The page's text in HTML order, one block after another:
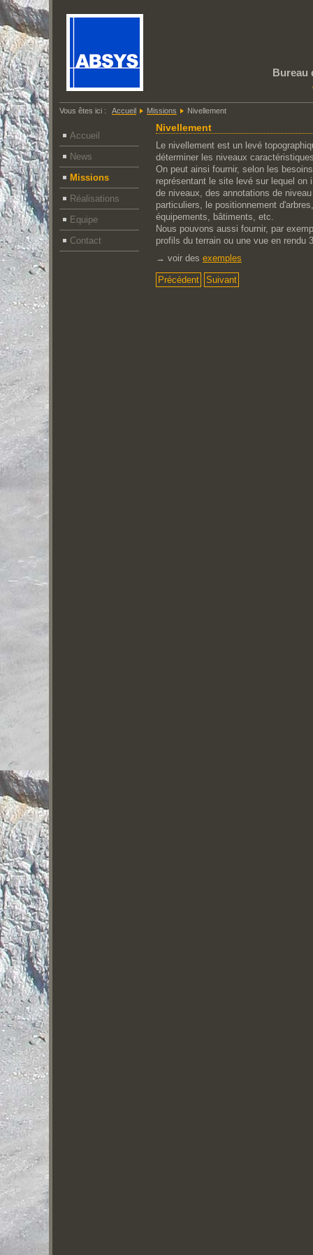
Bureau
Vous êtes ici : Accueil Missions Nivellement
Accueil
News
Missions
Réalisations
Equipe
Contact
Nivellement
Le nivellement est un levé
déterminer les niveaux
On peut ainsi fournir, selon les
représentant le site levé sur lequel on
de niveaux, des annotations de
particuliers, le positionnement
équipements, bâtiments, etc.
Nous pouvons aussi fournir, par
profils du terrain ou une vue en rendu
→ voir des exemples
Précédent Suivant